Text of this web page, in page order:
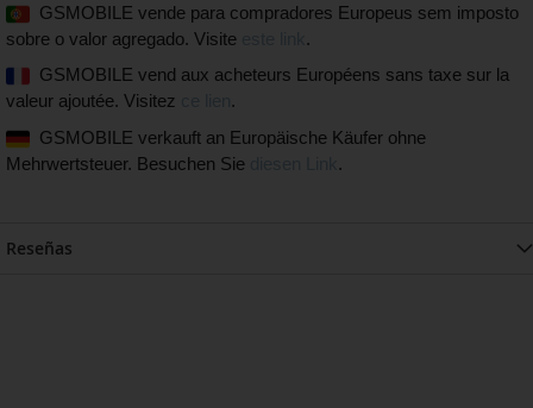
GSMOBILE vende para compradores Europeus sem imposto
sobre o valor agregado. Visite
.
GSMOBILE vend aux acheteurs Européens sans taxe sur la
valeur ajoutée. Visitez
.
GSMOBILE verkauft an Europäische Käufer ohne
Mehrwertsteuer. Besuchen Sie
.
Reseñas